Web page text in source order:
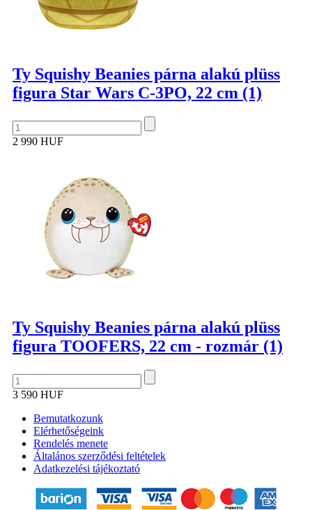
Ty Squishy Beanies párna alakú plüss
figura Star Wars C-3PO, 22 cm (1)
2 990 HUF
Ty Squishy Beanies párna alakú plüss
figura TOOFERS, 22 cm - rozmár (1)
3 590 HUF
Bemutatkozunk
Elérhetőségeink
Rendelés menete
Általános szerződési feltételek
Adatkezelési tájékoztató